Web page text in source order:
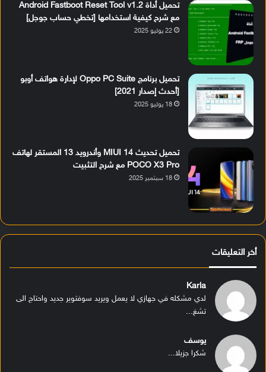
تحميل أداة Android Fastboot Reset Tool v1.2
مع شرح كيفية استخدامها [تخطي حساب جوجل]
22 يوليو 2025
تحميل برنامج Oppo PC Suite لإدارة هواتف أوبو
[أحدث إصدار 2021]
18 يوليو 2025
تحميل تحديث MIUI 14 وأندرويد 13 المستقر لهاتف
POCO X3 Pro مع شرح التثبيت
18 سبتمبر 2025
أخر التعليقات
Karla
لدي مشكله في جهازي لا يعمل ويريد سوفتوير جديد واحتاج الى
تشغ...
يوسف
شكرا جزيلا...